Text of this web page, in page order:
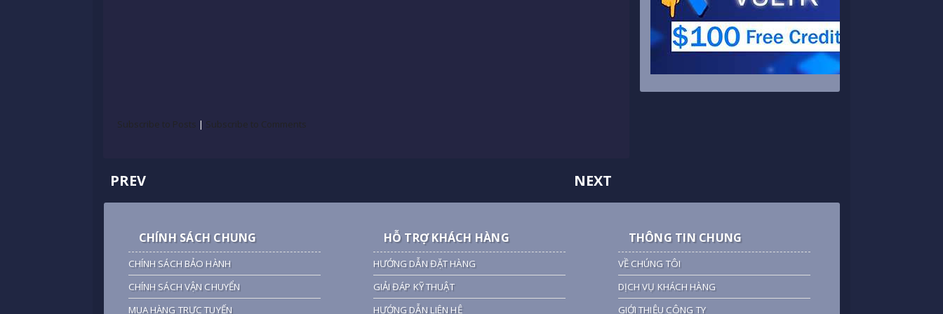
Subscribe to Posts | Subscribe to Comments
NEXT
PREV
CHÍNH SÁCH CHUNG
CHÍNH SÁCH BẢO HÀNH
CHÍNH SÁCH VẬN CHUYỂN
MUA HÀNG TRỰC TUYẾN
HỖ TRỢ KHÁCH HÀNG
HƯỚNG DẪN ĐẶT HÀNG
GIẢI ĐÁP KỸ THUẬT
HƯỚNG DẪN LIÊN HỆ
THÔNG TIN CHUNG
VỀ CHÚNG TÔI
DỊCH VỤ KHÁCH HÀNG
GIỚI THIỆU CÔNG TY